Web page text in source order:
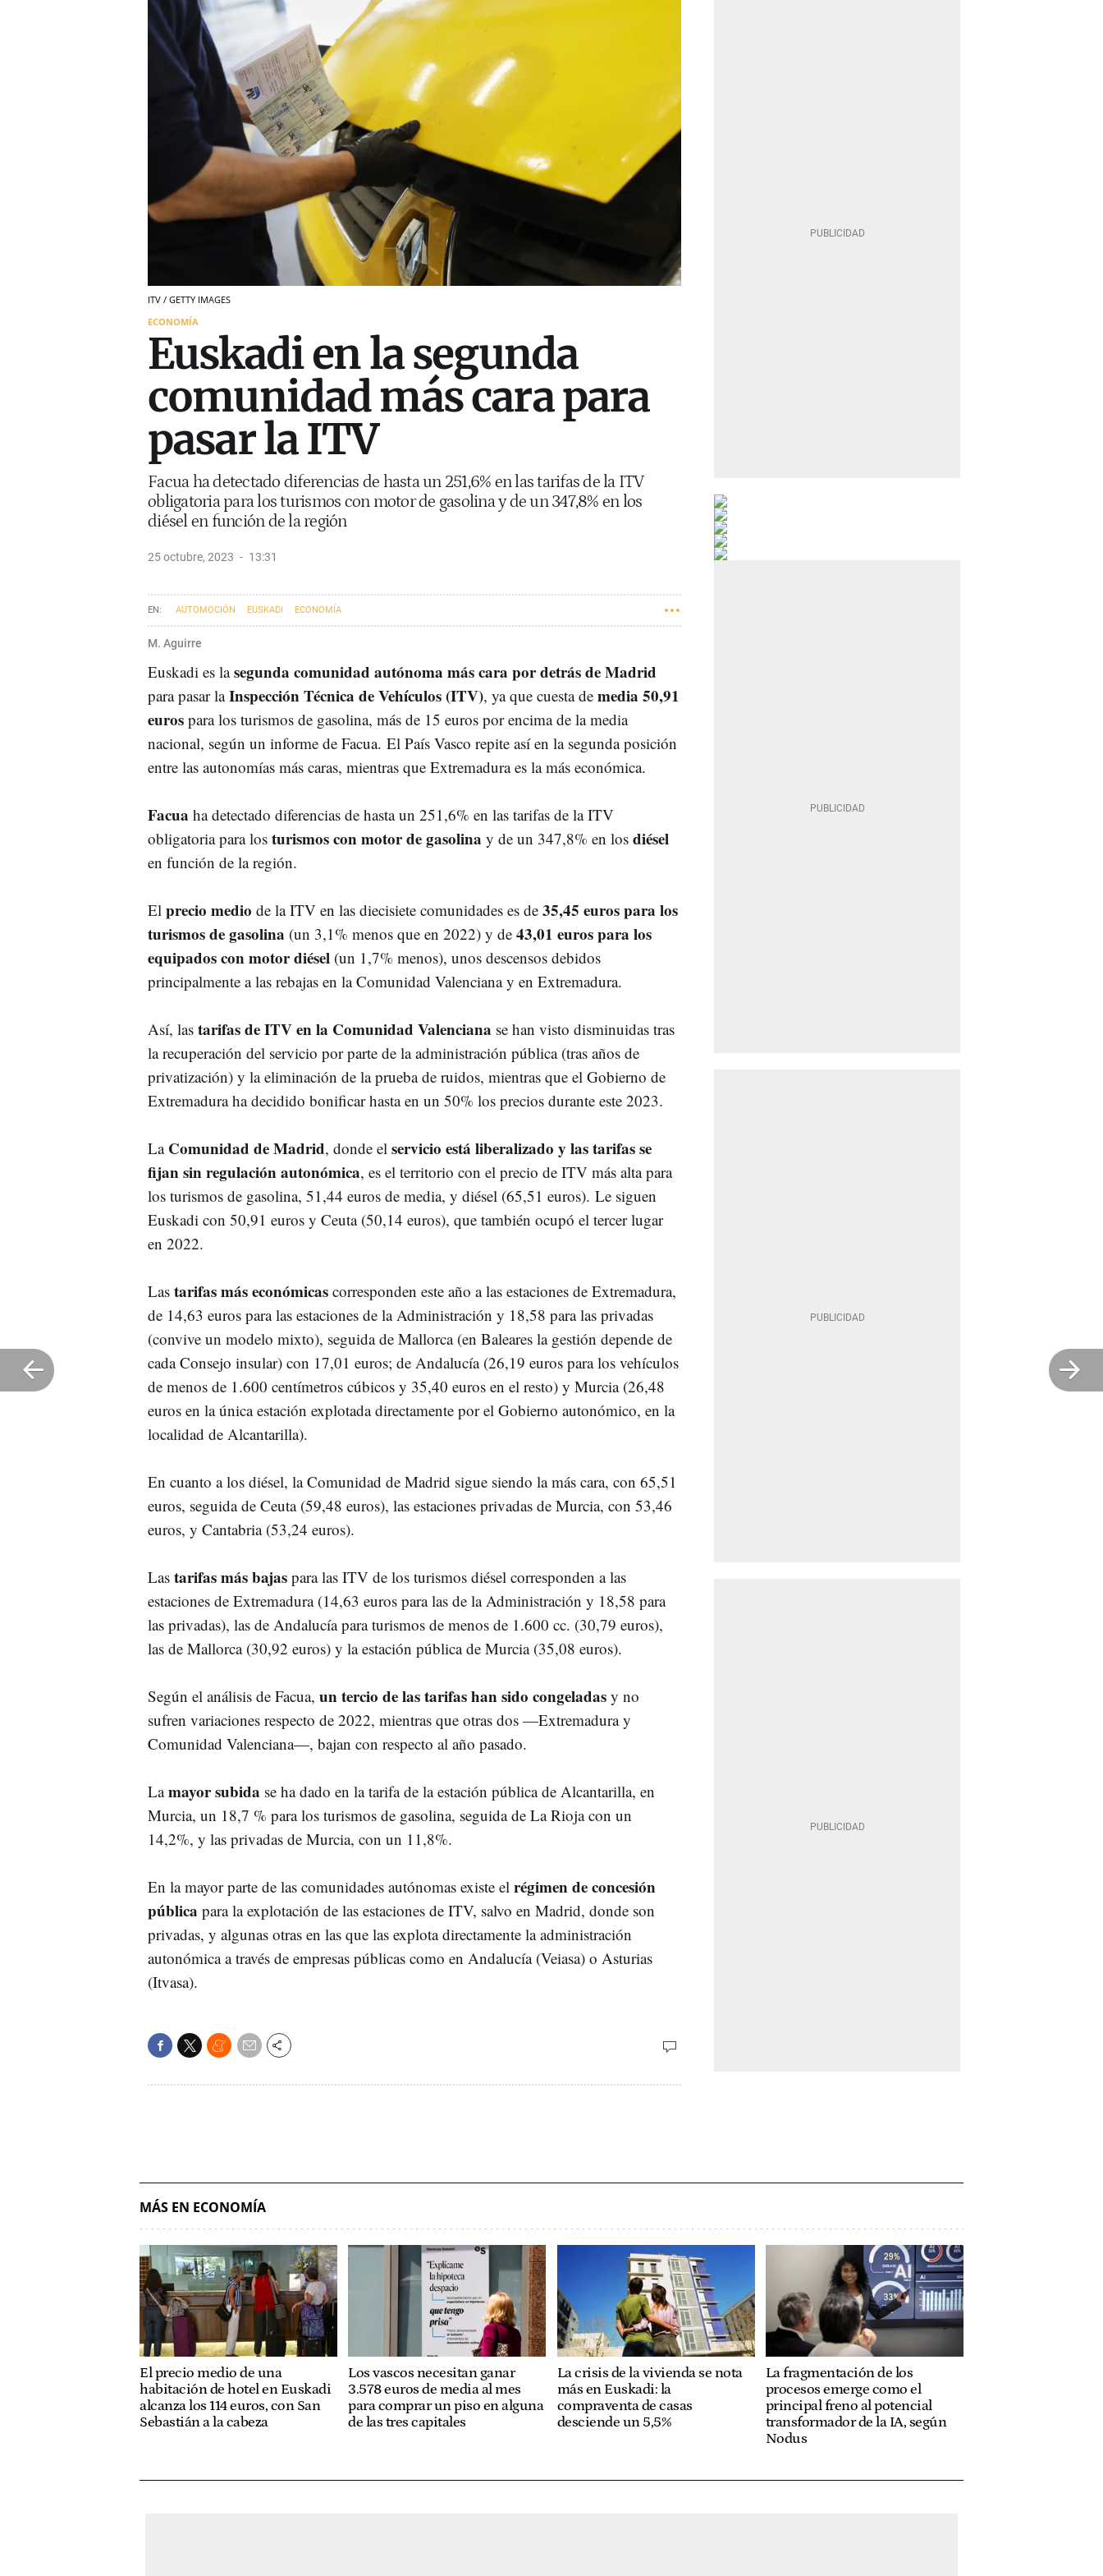
ITV / GETTY IMAGES
ECONOMÍA
Euskadi en la segunda
comunidad más cara para
pasar la ITV
Facua ha detectado diferencias de hasta un 251,6% en las tarifas de la ITV
obligatoria para los turismos con motor de gasolina y de un 347,8% en los
diésel en función de la región
25 octubre, 2023 13:31
AUTOMOCIÓN EUSKADI ECONOMÍA
M. Aguirre
Euskadi es lasegunda comunidad autónoma más cara por detrás de Madrid
para pasar laInspección Técnica de Vehículos (ITV), ya que cuesta de media 50,91
euros para los turismos de gasolina, más de 15 euros por encima de la media
nacional, según un informe de Facua. El País Vasco repite así en la segunda posición
entre las autonomías más caras, mientras que Extremadura es la más económica.
Facua ha detectado diferencias de hasta un 251,6% en las tarifas de la ITV
obligatoria para los turismos con motor de gasolina y de un 347,8% en los diésel
en función de la región.
El precio medio de la ITV en las diecisiete comunidades es de 35,45 euros para los
turismos de gasolina (un 3,1% menos que en 2022) y de 43,01 euros para los
equipados con motor diésel (un 1,7% menos), unos descensos debidos
principalmente a las rebajas en la Comunidad Valenciana y en Extremadura.
Así, las tarifas de ITV en la Comunidad Valenciana se han visto disminuidas tras
la recuperación del servicio por parte de la administración pública (tras años de
privatización) y la eliminación de la prueba de ruidos, mientras que el Gobierno de
Extremadura ha decidido bonificar hasta en un 50% los precios durante este 2023.
La Comunidad de Madrid, donde el servicio está liberalizado y las tarifas se
fijan sin regulación autonómica, es el territorio con el precio de ITV más alta para
los turismos de gasolina, 51,44 euros de media, y diésel (65,51 euros). Le siguen
Euskadi con 50,91 euros y Ceuta (50,14 euros), que también ocupó el tercer lugar
en 2022.
Las tarifas más económicas corresponden este año a las estaciones de Extremadura,
de 14,63 euros para las estaciones de la Administración y 18,58 para las privadas
(convive un modelo mixto), seguida de Mallorca (en Baleares la gestión depende de
cada Consejo insular) con 17,01 euros; de Andalucía (26,19 euros para los vehículos
de menos de 1.600 centímetros cúbicos y 35,40 euros en el resto) y Murcia (26,48
euros en la única estación explotada directamente por el Gobierno autonómico, en la
localidad de Alcantarilla).
En cuanto a los diésel, la Comunidad de Madrid sigue siendo la más cara, con 65,51
euros, seguida de Ceuta (59,48 euros), las estaciones privadas de Murcia, con 53,46
euros, y Cantabria (53,24 euros).
Las tarifas más bajas para las ITV de los turismos diésel corresponden a las
estaciones de Extremadura (14,63 euros para las de la Administración y 18,58 para
las privadas), las de Andalucía para turismos de menos de 1.600 cc. (30,79 euros),
las de Mallorca (30,92 euros) y la estación pública de Murcia (35,08 euros).
Según el análisis de Facua, un tercio de las tarifas han sido congeladas y no
sufren variaciones respecto de 2022, mientras que otras dos —Extremadura y
Comunidad Valenciana—, bajan con respecto al año pasado.
Lamayor subida se ha dado en la tarifa de la estación pública de Alcantarilla, en
Murcia, un 18,7 % para los turismos de gasolina, seguida de La Rioja con un
14,2%, y las privadas de Murcia, con un 11,8%.
En la mayor parte de las comunidades autónomas existe el régimen de concesión
pública para la explotación de las estaciones de ITV, salvo en Madrid, donde son
privadas, y algunas otras en las que las explota directamente la administración
autonómica a través de empresas públicas como en Andalucía (Veiasa) o Asturias
(Itvasa).
MÁS EN ECONOMÍA
El precio medio de una
habitación de hotel en Euskadi
alcanza los 114 euros, con San
Sebastián a la cabeza
Los vascos necesitan ganar
3.578 euros de media al mes
para comprar un piso en alguna
de las tres capitales
La crisis de la vivienda se nota
más en Euskadi: la
compraventa de casas
desciende un 5,5%
La fragmentación de los
procesos emerge como el
principal freno al potencial
transformador de la IA, según
Nodus